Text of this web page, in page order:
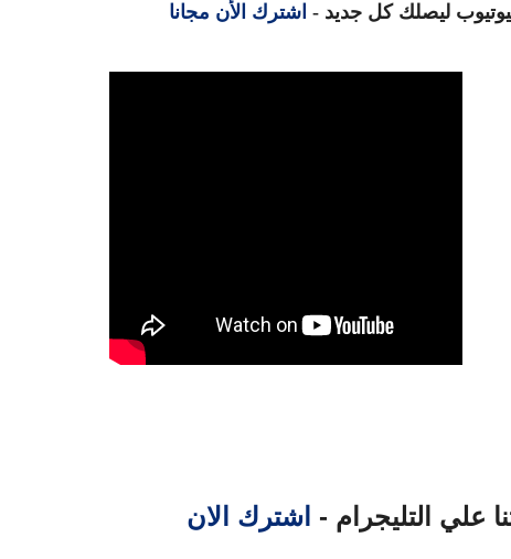
ليصلك كل جديد - اشترك الأن مجانا
علي التليجرام - اشترك الان